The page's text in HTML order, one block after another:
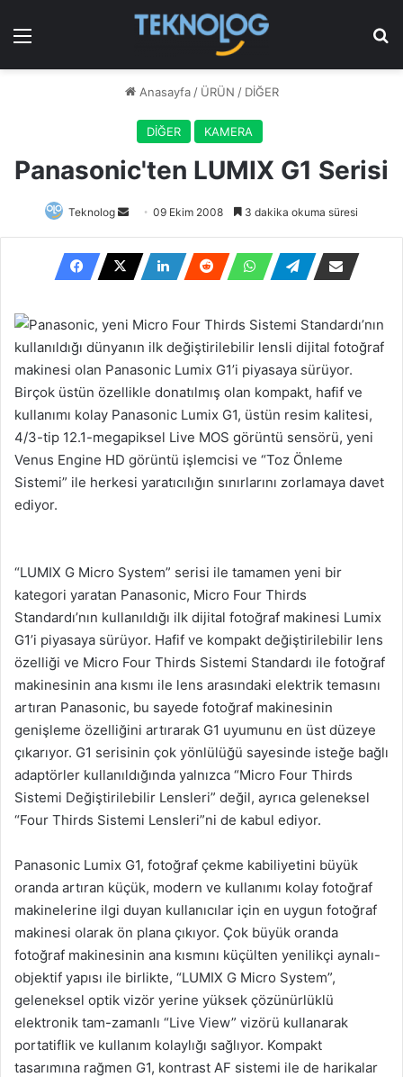
Menü
Anasayfa / ÜRÜN / DİĞER
DİĞER KAMERA
Panasonic'ten LUMIX G1 Serisi
Teknolog
Bir
posta
göndermek
09 Ekim 2008 3 dakika okuma süresi
Panasonic, yeni Micro Four Thirds Sistemi Standardı’nın
kullanıldığı dünyanın ilk değiştirilebilir lensli dijital fotoğraf
makinesi olan Panasonic Lumix G1’i piyasaya sürüyor.
Birçok üstün özellikle donatılmış olan kompakt, hafif ve
kullanımı kolay Panasonic Lumix G1, üstün resim kalitesi,
4/3-tip 12.1-megapiksel Live MOS görüntü sensörü, yeni
Venus Engine HD görüntü işlemcisi ve “Toz Önleme
Sistemi” ile herkesi yaratıcılığın sınırlarını zorlamaya davet
ediyor.
“LUMIX G Micro System” serisi ile tamamen yeni bir
kategori yaratan Panasonic, Micro Four Thirds
Standardı’nın kullanıldığı ilk dijital fotoğraf makinesi Lumix
G1’i piyasaya sürüyor. Hafif ve kompakt değiştirilebilir lens
özelliği ve Micro Four Thirds Sistemi Standardı ile fotoğraf
makinesinin ana kısmı ile lens arasındaki elektrik temasını
artıran Panasonic, bu sayede fotoğraf makinesinin
genişleme özelliğini artırarak G1 uyumunu en üst düzeye
çıkarıyor. G1 serisinin çok yönlülüğü sayesinde isteğe bağlı
adaptörler kullanıldığında yalnızca “Micro Four Thirds
Sistemi Değiştirilebilir Lensleri” değil, ayrıca geleneksel
“Four Thirds Sistemi Lensleri”ni de kabul ediyor.
Panasonic Lumix G1, fotoğraf çekme kabiliyetini büyük
oranda artıran küçük, modern ve kullanımı kolay fotoğraf
makinelerine ilgi duyan kullanıcılar için en uygun fotoğraf
makinesi olarak ön plana çıkıyor. Çok büyük oranda
fotoğraf makinesinin ana kısmını küçülten yenilikçi aynalı-
objektif yapısı ile birlikte, “LUMIX G Micro System”,
geleneksel optik vizör yerine yüksek çözünürlüklü
elektronik tam-zamanlı “Live View” vizörü kullanarak
portatiflik ve kullanım kolaylığı sağlıyor. Kompakt
tasarımına rağmen G1, kontrast AF sistemi ile de harikalar